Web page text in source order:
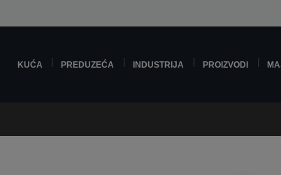
KUĆA PREDUZEĆA INDUSTRIJA PROIZVODI